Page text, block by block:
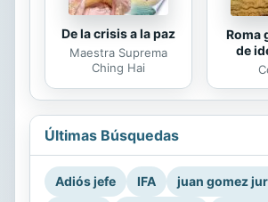
De la crisis a la paz
Maestra Suprema
Ching Hai
Roma
de
Últimas Búsquedas
Adiós jefe IFA
juan gomez